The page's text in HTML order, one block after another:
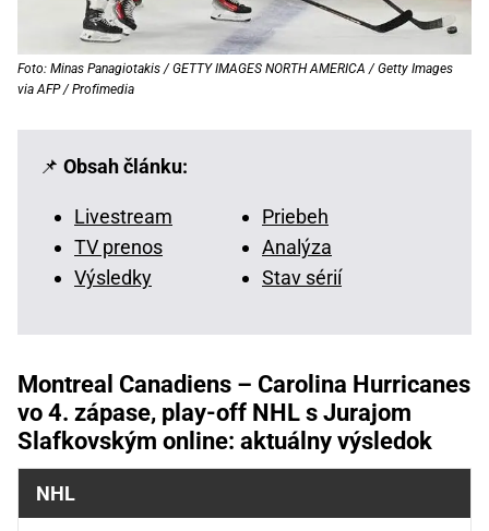
Foto: Minas Panagiotakis / GETTY IMAGES NORTH AMERICA / Getty Images
via AFP / Profimedia
📌 Obsah článku:
Livestream
Priebeh
TV prenos
Analýza
Výsledky
Stav sérií
Montreal Canadiens – Carolina Hurricanes
vo 4. zápase, play-off NHL s Jurajom
Slafkovským online: aktuálny výsledok
NHL